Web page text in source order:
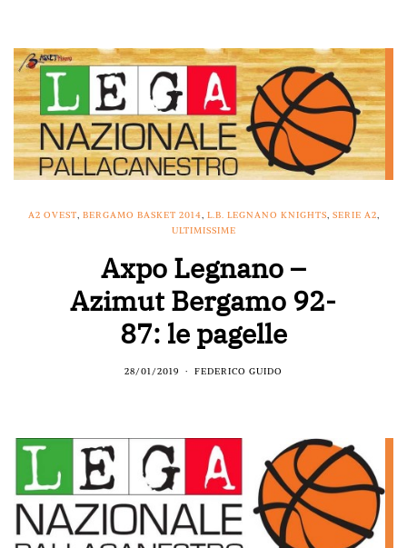
A2 OVEST, BERGAMO BASKET 2014, L.B. LEGNANO KNIGHTS, SERIE A2,
ULTIMISSIME
Axpo Legnano –
Azimut Bergamo 92-
87: le pagelle
28/01/2019 FEDERICO GUIDO